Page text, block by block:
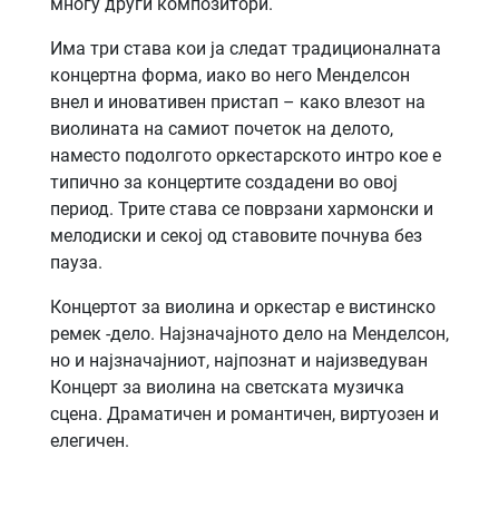
Има три става кои ја следат традиционалната
концертна форма, иако во него Менделсон
внел и иновативен пристап – како влезот на
виолината на самиот почеток на делото,
наместо подолгото оркестарското интро кое е
типично за концертите создадени во овој
период. Трите става се поврзани хармонски и
мелодиски и секој од ставовите почнува без
пауза.
Концертот за виолина и оркестар е вистинско
ремек -дело. Најзначајното дело на Менделсон,
но и најзначајниот, најпознат и најизведуван
Концерт за виолина на светската музичка
сцена. Драматичен и романтичен, виртуозен и
елегичен.